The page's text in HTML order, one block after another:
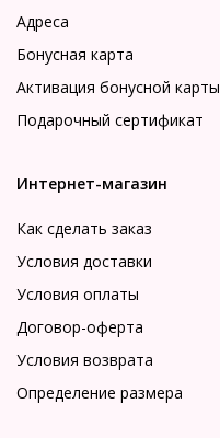
Адреса
Бонусная карта
Активация бонусной карты
Подарочный сертификат
Интернет-магазин
Как сделать заказ
Условия доставки
Условия оплаты
Договор-оферта
Условия возврата
Определение размера